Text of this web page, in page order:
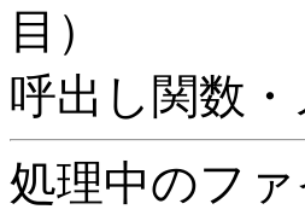
目）
呼出し関数・
処理中のファ